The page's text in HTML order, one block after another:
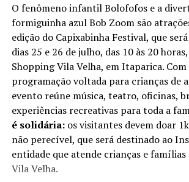
destaca que o projeto foi desenvolvido
o público. “Sucesso em inúmeras
mundo, os dragões são seres
representam força, bravura e liberdade.
conta com uma superestrutura e peças
detalhes que despertam a imaginação
visitantes de todas as idades”.
Exposição Internacional – Dragões
Quando: 10 de agosto a 10 de setembro
O fenômeno infantil Bolofofos e a
formiguinha azul Bob Zoom são
edição do Capixabinha Festival, que
dias 25 e 26 de julho, das 10 às 20
Shopping Vila Velha, em Itaparica. Com
programação voltada para crianças de
evento reúne música, teatro, oficinas,
experiências recreativas para toda a
é solidária:os visitantes devem doar
não perecível, que será destinado ao
entidade que atende crianças e famílias
Vila Velha.